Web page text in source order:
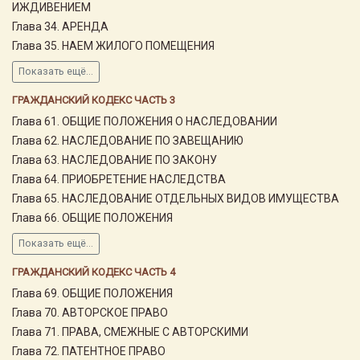
ИЖДИВЕНИЕМ
Глава 34. АРЕНДА
Глава 35. НАЕМ ЖИЛОГО ПОМЕЩЕНИЯ
Показать ещё...
ГРАЖДАНСКИЙ КОДЕКС ЧАСТЬ 3
Глава 61. ОБЩИЕ ПОЛОЖЕНИЯ О НАСЛЕДОВАНИИ
Глава 62. НАСЛЕДОВАНИЕ ПО ЗАВЕЩАНИЮ
Глава 63. НАСЛЕДОВАНИЕ ПО ЗАКОНУ
Глава 64. ПРИОБРЕТЕНИЕ НАСЛЕДСТВА
Глава 65. НАСЛЕДОВАНИЕ ОТДЕЛЬНЫХ ВИДОВ ИМУЩЕСТВА
Глава 66. ОБЩИЕ ПОЛОЖЕНИЯ
Показать ещё...
ГРАЖДАНСКИЙ КОДЕКС ЧАСТЬ 4
Глава 69. ОБЩИЕ ПОЛОЖЕНИЯ
Глава 70. АВТОРСКОЕ ПРАВО
Глава 71. ПРАВА, СМЕЖНЫЕ С АВТОРСКИМИ
Глава 72. ПАТЕНТНОЕ ПРАВО